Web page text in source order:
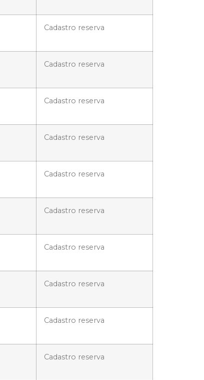
Cadastro reserva
Cadastro reserva
Cadastro reserva
Cadastro reserva
Cadastro reserva
Cadastro reserva
Cadastro reserva
Cadastro reserva
Cadastro reserva
Cadastro reserva